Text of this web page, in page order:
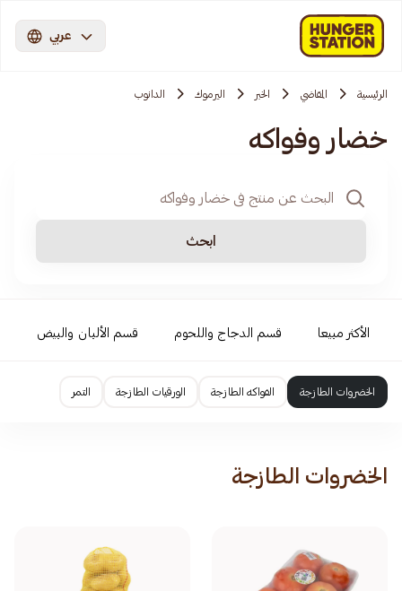
عربي
الرئيسية المقاضي الخبر اليرموك الدانوب
خضار وفواكه
ابحث
الأكثر مبيعا قسم الدجاج واللحوم قسم الألبان والبيض
الخضروات الطازجة الفواكه الطازجة الورقيات الطازجة التمر
الخضروات الطازجة